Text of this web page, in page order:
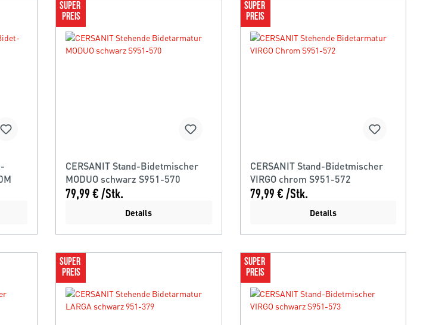
SUPER
PREIS
CERSANIT Stand-Bidetmischer
MODUO schwarz S951-570
79,99 € /Stk.
Details
SUPER
PREIS
CERSANIT Stand-Bidetmischer
VIRGO chrom S951-572
79,99 € /Stk.
Details
SUPER
PREIS
SUPER
PREIS